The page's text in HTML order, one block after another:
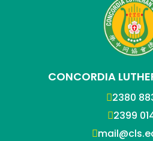
CONCORDIA
2380
2399